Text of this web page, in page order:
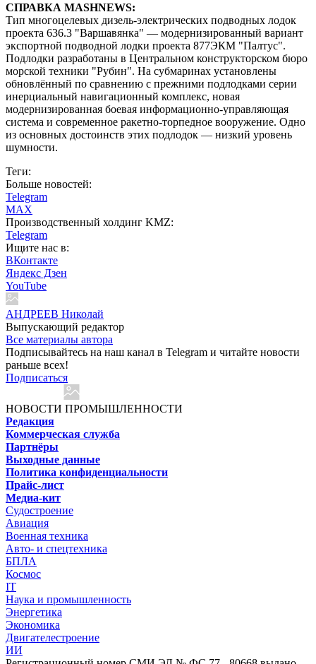
СПРАВКА MASHNEWS:
Тип многоцелевых дизель-электрических подводных лодок
проекта 636.3 "Варшавянка" — модернизированный вариант
экспортной подводной лодки проекта 877ЭКМ "Палтус".
Подлодки разработаны в Центральном конструкторском бюро
морской техники "Рубин". На субмаринах установлены
обновлённый по сравнению с прежними подлодками серии
инерциальный навигационный комплекс, новая
модернизированная боевая информационно-управляющая
система и современное ракетно-торпедное вооружение. Одно
из основных достоинств этих подлодок — низкий уровень
шумности.
Теги:
Больше новостей:
Telegram
MAX
Производственный холдинг KMZ:
Telegram
Ищите нас в:
ВКонтакте
Яндекс Дзен
YouTube
АНДРЕЕВ Николай
Выпускающий редактор
Все материалы автора
Подписывайтесь на наш канал в Telegram и читайте новости
раньше всех!
Подписаться
НОВОСТИ ПРОМЫШЛЕННОСТИ
Редакция
Коммерческая служба
Партнёры
Выходные данные
Политика конфиденциальности
Прайс-лист
Медиа-кит
Судостроение
Авиация
Военная техника
Авто- и спецтехника
БПЛА
Космос
IT
Наука и промышленность
Энергетика
Экономика
Двигателестроение
ИИ